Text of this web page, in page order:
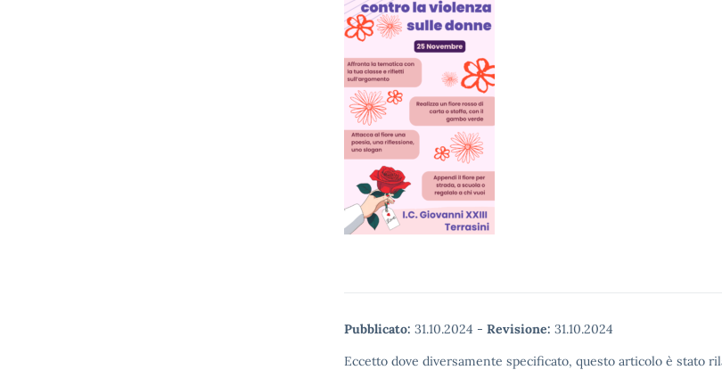
Pubblicato: 31.10.2024 - Revisione: 31.10.2024
Eccetto dove diversamente specificato, questo articolo è stato